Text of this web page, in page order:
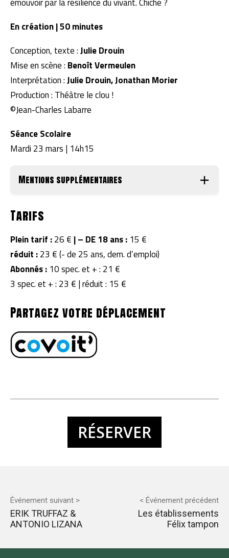
En création | 50 minutes
Conception, texte :Julie Drouin
Mise en scène : Benoît Vermeulen
Interprétation :Julie Drouin, Jonathan Morier
Production : Théâtre le clou !
©Jean-Charles Labarre
Séance Scolaire
Mardi 23 mars | 14h15
Mentions supplémentaires
Tarifs
Plein tarif :26 € |– DE 18 ans : 15 €
réduit :23 € (- de 25 ans, dem. d’emploi)
Abonnés : 10 spec. et + : 21 €
3 spec. et + : 23 € | réduit : 15 €
Partagez votre déplacement
RÉSERVER
Événement suivant >
ERIK TRUFFAZ &
ANTONIO LIZANA
< Événement précédent
Les établissements
Félix tampon